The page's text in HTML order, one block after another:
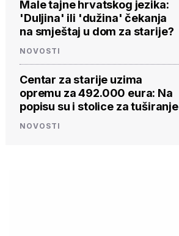
Male tajne hrvatskog jezika:
'Duljina' ili 'dužina' čekanja
na smještaj u dom za starije?
NOVOSTI
Centar za starije uzima
opremu za 492.000 eura: Na
popisu su i stolice za tuširanje
NOVOSTI